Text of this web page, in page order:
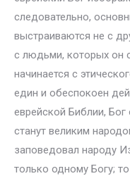
следовательно,
выстраиваются не с
с людьми, которых он
начинается с
един и обеспокоен
еврейской Библии,
станут великим
заповедовал народу
только одному Богу;